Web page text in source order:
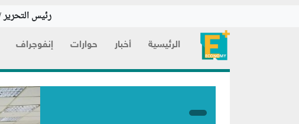
رئيس التحرير
الرئيسية أخبار حوارات إنفوجراف